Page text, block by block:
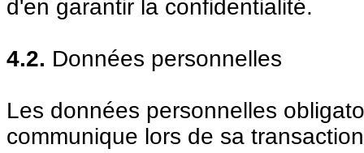
d'en garantir la confidentialité.
4.2. Données personnelles
Les données personnelles
communique lors de sa